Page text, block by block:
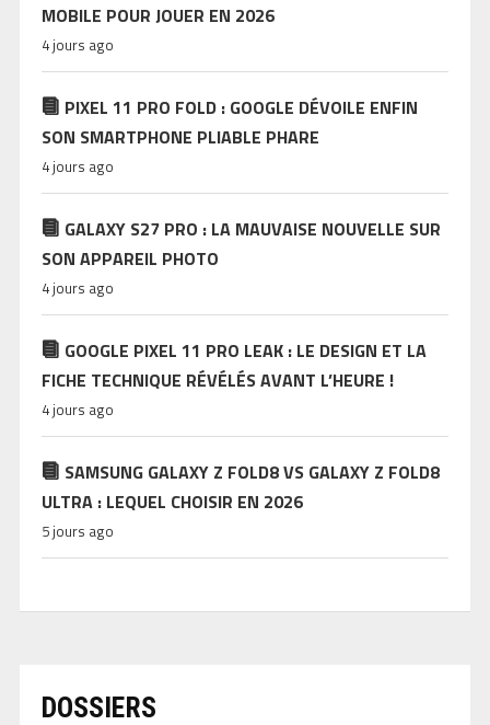
MOBILE POUR JOUER EN 2026
4 jours ago
PIXEL 11 PRO FOLD : GOOGLE DÉVOILE ENFIN
SON SMARTPHONE PLIABLE PHARE
4 jours ago
GALAXY S27 PRO : LA MAUVAISE NOUVELLE SUR
SON APPAREIL PHOTO
4 jours ago
GOOGLE PIXEL 11 PRO LEAK : LE DESIGN ET LA
FICHE TECHNIQUE RÉVÉLÉS AVANT L’HEURE !
4 jours ago
SAMSUNG GALAXY Z FOLD8 VS GALAXY Z FOLD8
ULTRA : LEQUEL CHOISIR EN 2026
5 jours ago
DOSSIERS